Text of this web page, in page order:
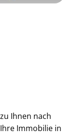
Ihnen nach
Immobilie in